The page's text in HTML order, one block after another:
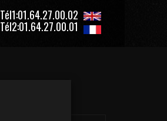
Tél1:01.64.27.00.02
Tél2:01.64.27.00.01